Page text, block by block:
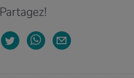
Partagez!